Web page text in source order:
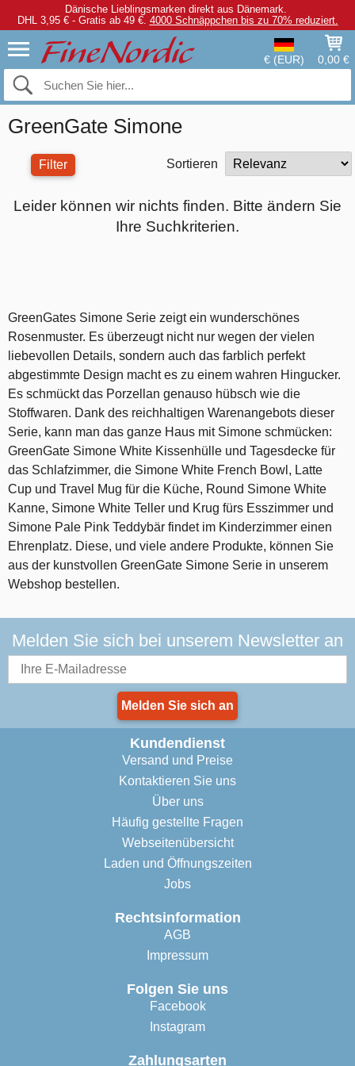
Dänische Lieblingsmarken direkt aus Dänemark.
DHL 3,95 € - Gratis ab 49 €. 4000 Schnäppchen bis zu 70% reduziert.
€ (EUR) 0,00 €
GreenGate Simone
Filter Sortieren
Leider können wir nichts finden. Bitte ändern Sie
Ihre Suchkriterien.
GreenGates Simone Serie zeigt ein wunderschönes
Rosenmuster. Es überzeugt nicht nur wegen der vielen
liebevollen Details, sondern auch das farblich perfekt
abgestimmte Design macht es zu einem wahren Hingucker.
Es schmückt das Porzellan genauso hübsch wie die
Stoffwaren. Dank des reichhaltigen Warenangebots dieser
Serie, kann man das ganze Haus mit Simone schmücken:
GreenGate Simone White Kissenhülle und Tagesdecke für
das Schlafzimmer, die Simone White French Bowl, Latte
Cup und Travel Mug für die Küche, Round Simone White
Kanne, Simone White Teller und Krug fürs Esszimmer und
Simone Pale Pink Teddybär findet im Kinderzimmer einen
Ehrenplatz. Diese, und viele andere Produkte, können Sie
aus der kunstvollen GreenGate Simone Serie in unserem
Webshop bestellen.
Melden Sie sich bei unserem Newsletter an
Melden Sie sich an
Kundendienst
Versand und Preise
Kontaktieren Sie uns
Über uns
Häufig gestellte Fragen
Webseitenübersicht
Laden und Öffnungszeiten
Jobs
Rechtsinformation
AGB
Impressum
Folgen Sie uns
Facebook
Instagram
Zahlungsarten